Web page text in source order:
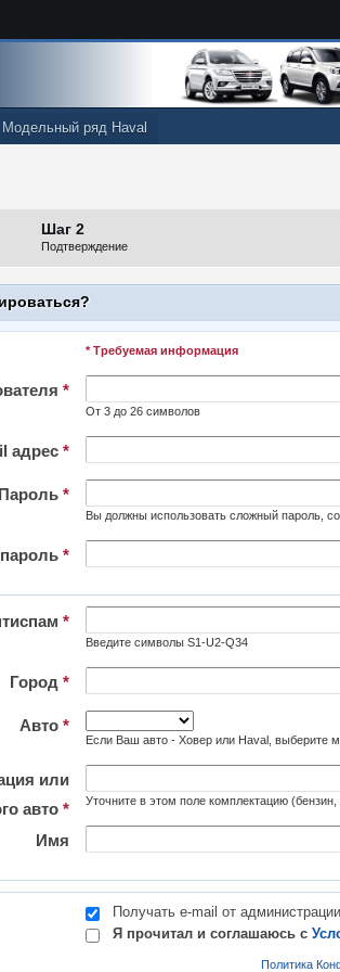
Модельный ряд Haval
Шаг 2
Подтверждение
* Требуемая информация
*
От 3 до 26 символов
адрес *
Пароль *
Вы должны использовать сложный пароль,
*
*
Введите символы S1-U2-Q34
Город *
Авто *
Если Ваш авто - Ховер или Haval, выберите
или
авто * Уточните в этом поле комплектацию
Имя
Получать e-mail от
Я прочитал и соглашаюсь с
Политика